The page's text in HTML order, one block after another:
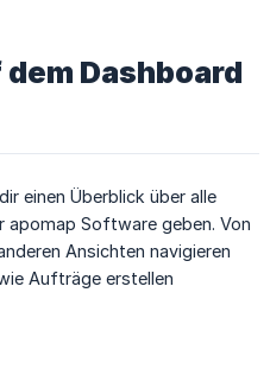
Dashboard
einen Überblick über alle
apomap Software geben. Von
Ansichten navigieren
Aufträge erstellen